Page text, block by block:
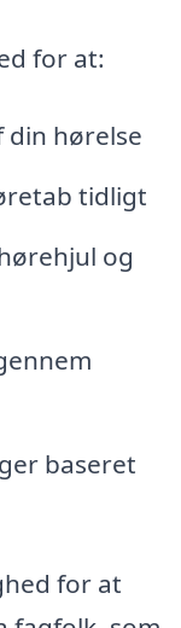
for at:
din hørelse
tidligt
og
baseret
for at